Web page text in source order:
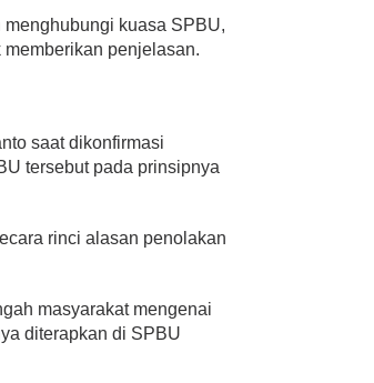
kuasa SPBU,
penjelasan.
saat dikonfirmasi
tersebut pada prinsipnya
rinci alasan penolakan
masyarakat mengenai
diterapkan di SPBU